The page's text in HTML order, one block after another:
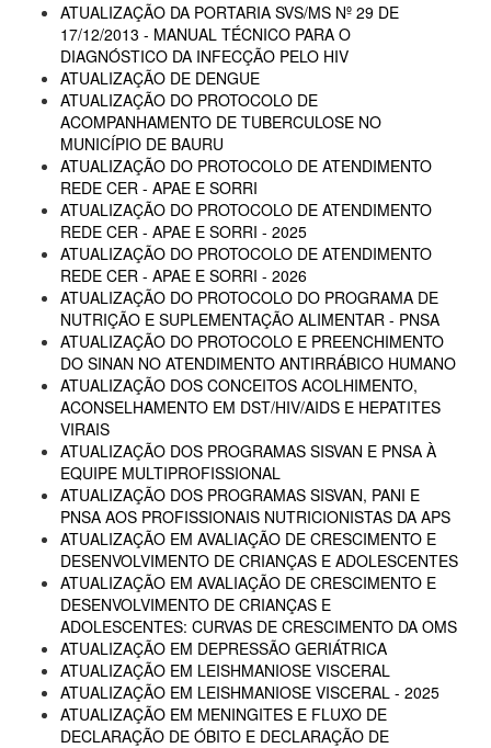
ATUALIZAÇÃO DA PORTARIA SVS/MS Nº 29 DE
17/12/2013 - MANUAL TÉCNICO PARA O
DIAGNÓSTICO DA INFECÇÃO PELO HIV
ATUALIZAÇÃO DE DENGUE
ATUALIZAÇÃO DO PROTOCOLO DE
ACOMPANHAMENTO DE TUBERCULOSE NO
MUNICÍPIO DE BAURU
ATUALIZAÇÃO DO PROTOCOLO DE ATENDIMENTO
REDE CER - APAE E SORRI
ATUALIZAÇÃO DO PROTOCOLO DE ATENDIMENTO
REDE CER - APAE E SORRI - 2025
ATUALIZAÇÃO DO PROTOCOLO DE ATENDIMENTO
REDE CER - APAE E SORRI - 2026
ATUALIZAÇÃO DO PROTOCOLO DO PROGRAMA DE
NUTRIÇÃO E SUPLEMENTAÇÃO ALIMENTAR - PNSA
ATUALIZAÇÃO DO PROTOCOLO E PREENCHIMENTO
DO SINAN NO ATENDIMENTO ANTIRRÁBICO HUMANO
ATUALIZAÇÃO DOS CONCEITOS ACOLHIMENTO,
ACONSELHAMENTO EM DST/HIV/AIDS E HEPATITES
VIRAIS
ATUALIZAÇÃO DOS PROGRAMAS SISVAN E PNSA À
EQUIPE MULTIPROFISSIONAL
ATUALIZAÇÃO DOS PROGRAMAS SISVAN, PANI E
PNSA AOS PROFISSIONAIS NUTRICIONISTAS DA APS
ATUALIZAÇÃO EM AVALIAÇÃO DE CRESCIMENTO E
DESENVOLVIMENTO DE CRIANÇAS E ADOLESCENTES
ATUALIZAÇÃO EM AVALIAÇÃO DE CRESCIMENTO E
DESENVOLVIMENTO DE CRIANÇAS E
ADOLESCENTES: CURVAS DE CRESCIMENTO DA OMS
ATUALIZAÇÃO EM DEPRESSÃO GERIÁTRICA
ATUALIZAÇÃO EM LEISHMANIOSE VISCERAL
ATUALIZAÇÃO EM LEISHMANIOSE VISCERAL - 2025
ATUALIZAÇÃO EM MENINGITES E FLUXO DE
DECLARAÇÃO DE ÓBITO E DECLARAÇÃO DE